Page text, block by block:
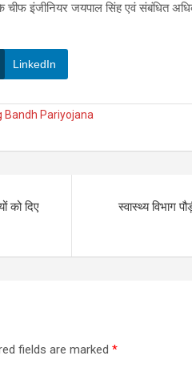
चीफ इंजीनियर जयपाल सिंह एवं संबंधित
LinkedIn
Bandh Pariyojana
को दिए
स्वास्थ्य विभाग
fields are marked *